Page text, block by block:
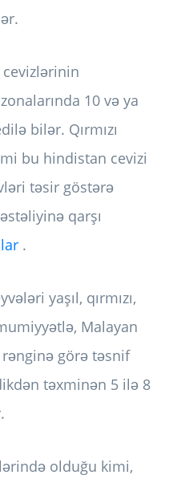
10 və ya
bilər. Qırmızı
bu hindistan cevizi
təsir göstərə
qarşı
.
yaşıl, qırmızı,
Malayan
görə təsnif
təxminən 5 ilə 8
olduğu kimi,